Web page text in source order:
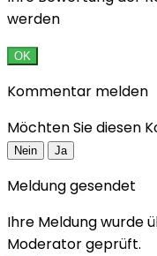
werden
OK
Kommentar melden
Möchten Sie diesen
Nein Ja
Meldung gesendet
Ihre Meldung wurde
Moderator geprüft.